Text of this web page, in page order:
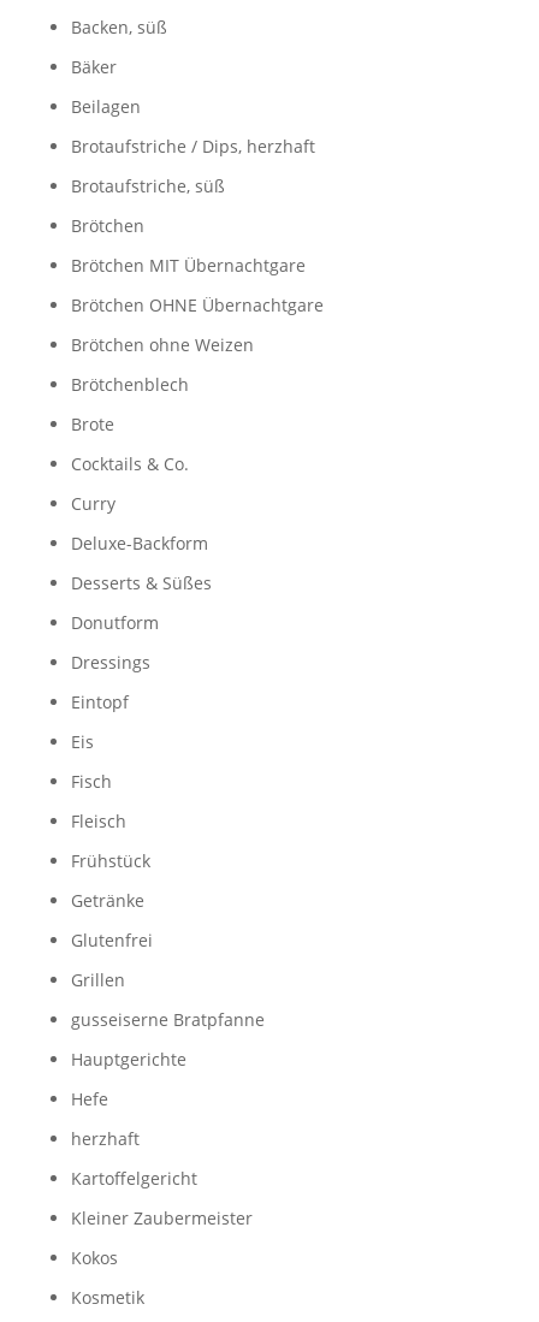
Backen, süß
Bäker
Beilagen
Brotaufstriche / Dips, herzhaft
Brotaufstriche, süß
Brötchen
Brötchen MIT Übernachtgare
Brötchen OHNE Übernachtgare
Brötchen ohne Weizen
Brötchenblech
Brote
Cocktails & Co.
Curry
Deluxe-Backform
Desserts & Süßes
Donutform
Dressings
Eintopf
Eis
Fisch
Fleisch
Frühstück
Getränke
Glutenfrei
Grillen
gusseiserne Bratpfanne
Hauptgerichte
Hefe
herzhaft
Kartoffelgericht
Kleiner Zaubermeister
Kokos
Kosmetik